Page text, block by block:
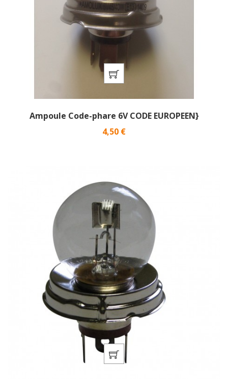
Ampoule Code-phare 6V CODE EUROPEEN}
Prix
4,50 €